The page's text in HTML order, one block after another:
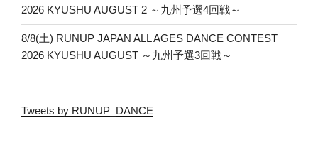
2026 KYUSHU AUGUST 2 ～九州予選4回戦～
8/8(土) RUNUP JAPAN ALL AGES DANCE CONTEST
2026 KYUSHU AUGUST ～九州予選3回戦～
Tweets by RUNUP_DANCE